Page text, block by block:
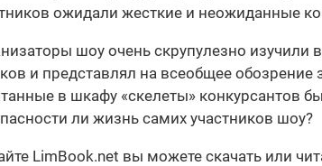
ожидали жесткие и неожиданные
шоу очень скрупулезно
и представлял на всеобщее
в шкафу «скелеты» конкурсантов
ли жизнь самих участников шоу?
LimBook.net вы можете скачать или